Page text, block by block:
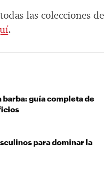
las colecciones de
.
barba: guía completa de
para dominar la